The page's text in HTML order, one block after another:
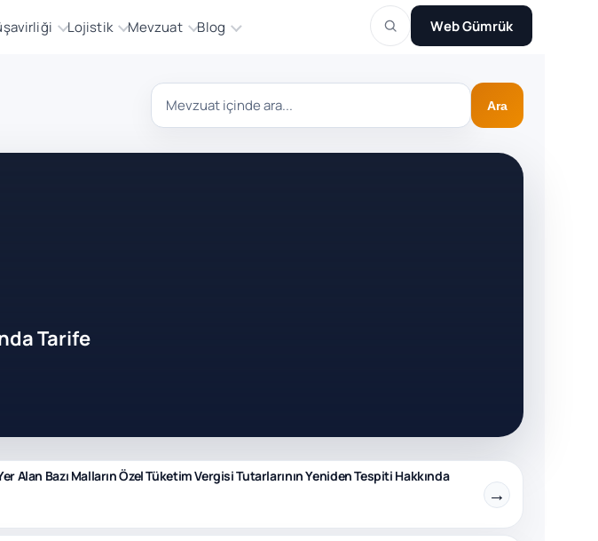
Lojistik Mevzuat Blog Web Gümrük
Ara
Tarife
Alan Bazı Malların Özel Tüketim Vergisi Tutarlarının Yeniden Tespiti Hakkında
→